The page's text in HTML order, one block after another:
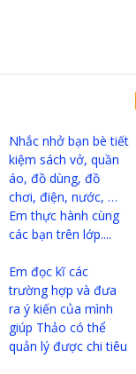
Nhắc nhở bạn bè tiết
kiệm sách vở, quần
áo, đồ dùng, đồ
chơi, điện, nước, …
Em thực hành cùng
các bạn trên lớp....
Em đọc kĩ các
trường hợp và đưa
ra ý kiến của mình
giúp Thảo có thể
quản lý được chi tiêu